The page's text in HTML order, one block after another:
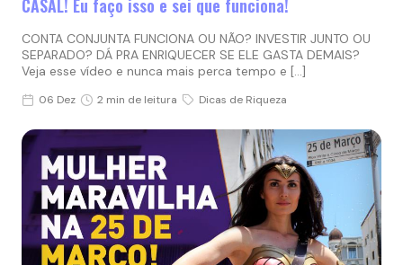
CASAL! Eu faço isso e sei que funciona!
CONTA CONJUNTA FUNCIONA OU NÃO? INVESTIR JUNTO OU
SEPARADO? DÁ PRA ENRIQUECER SE ELE GASTA DEMAIS?
Veja esse vídeo e nunca mais perca tempo e […]
06 Dez 2 min de leitura Dicas de Riqueza